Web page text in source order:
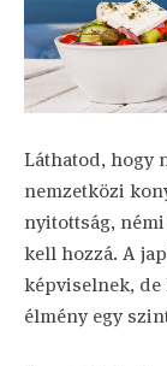
Láthatod, hogy
nemzetközi
nyitottság,
kell hozzá. A
képviselnek,
élmény egy